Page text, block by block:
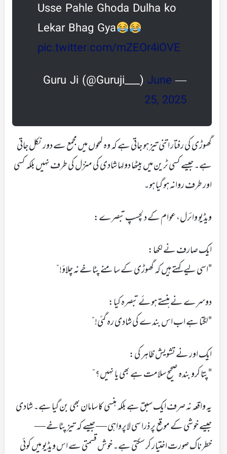
Usse Pahle Ghoda Dulha ko
Lekar Bhag Gya
pic.twitter.com/mZEOr4iOVE
— Guru Ji (@Guruji___)
June
25, 2025
گھوڑی کی رفتار اتنی تیز ہو جاتی ہے کہ وہ لمحوں میں مجمع سے دور نکل جاتی
ہے۔ جیسے کسی ٹرین میں بیٹھا دولہا شادی کی منزل کی طرف نہیں بلکہ کسی
اور طرف روانہ ہو گیا ہو۔
ویڈیو وائرل، عوام کے دلچسپ تبصرے:
ایک صارف نے لکھا:
"اسی لیے کہتے ہیں کہ گھوڑی کے سامنے پٹاخے نہ چلاؤ!”
دوسرے نے ہنستے ہوئے تبصرہ کیا:
"لگتا ہے اب اس بندے کی شادی رہ گئی!”
ایک اور نے تشویش ظاہر کی:
"پتا کرو بندہ صحیح سلامت ہے بھی یا نہیں؟”
یہ واقعہ نہ صرف ایک سبق ہے بلکہ ہنسی کا سامان بھی بن گیا ہے۔ شادی
جیسے خوشی کے موقع پر ذرا سی لاپرواہی — جیسے کہ تیز پٹاخے —
خطرناک صورت اختیار کر سکتی ہے۔ خوش قسمتی سے اس ویڈیو میں کوئی